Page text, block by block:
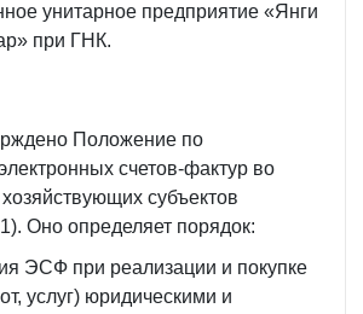
унитарное предприятие «Янги
при ГНК.
Положение по
счетов-фактур во
субъектов
Оно определяет порядок:
ЭСФ при реализации и покупке
услуг) юридическими и